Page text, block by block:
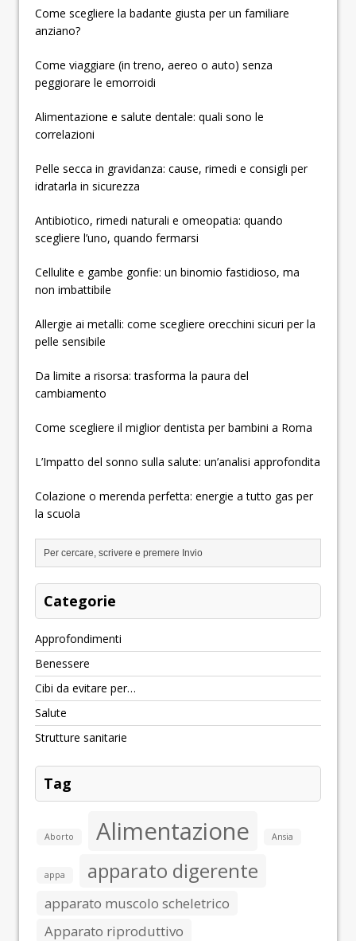
­­­­­Come scegliere la badante giusta per un familiare
anziano?
Come viaggiare (in treno, aereo o auto) senza
peggiorare le emorroidi
Alimentazione e salute dentale: quali sono le
correlazioni
Pelle secca in gravidanza: cause, rimedi e consigli per
idratarla in sicurezza
Antibiotico, rimedi naturali e omeopatia: quando
scegliere l’uno, quando fermarsi
Cellulite e gambe gonfie: un binomio fastidioso, ma
non imbattibile
Allergie ai metalli: come scegliere orecchini sicuri per la
pelle sensibile
Da limite a risorsa: trasforma la paura del
cambiamento
Come scegliere il miglior dentista per bambini a Roma
L’Impatto del sonno sulla salute: un’analisi approfondita
Colazione o merenda perfetta: energie a tutto gas per
la scuola
Categorie
Approfondimenti
Benessere
Cibi da evitare per…
Salute
Strutture sanitarie
Tag
Aborto Alimentazione Ansia
appa apparato digerente
apparato muscolo scheletrico
Apparato riproduttivo